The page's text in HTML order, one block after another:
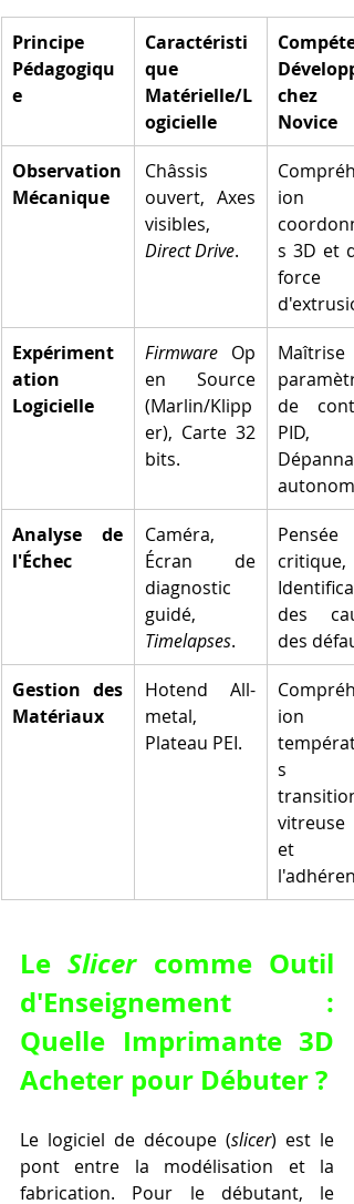
Principe
Pédagogiqu
e
Caractéristi
que
Matérielle/L
ogicielle
chez
Novice
Observation
Mécanique
Châssis
ouvert, Axes
Direct Drive.
ion
s 3D et
force
Expériment
ation
Logicielle
Firmware Op
en Source
(Marlin/Klipp
er), Carte 32
bits.
Maîtrise
de
PID,
Analyse de
l'Échec
Caméra,
Écran de
diagnostic
Timelapses.
Pensée
critique,
des
des
Gestion des
Matériaux
Hotend All-
metal,
Plateau PEI.
ion
s
transition
vitreuse
et
Le Slicer comme Outil
d'Enseignement :
Quelle Imprimante 3D
Acheter pour Débuter ?
Le logiciel de découpe (slicer) est le
pont entre la modélisation et la